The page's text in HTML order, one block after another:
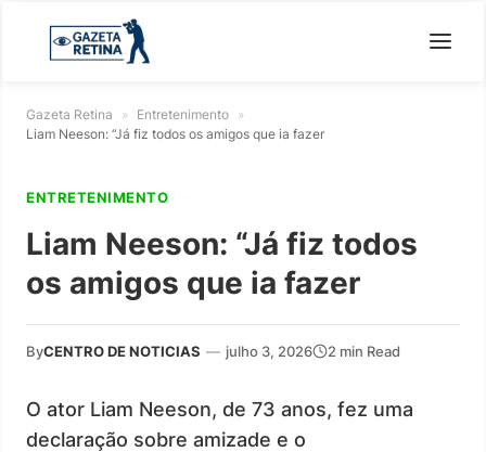
Gazeta Retina » Entretenimento »
Liam Neeson: “Já fiz todos os amigos que ia fazer
ENTRETENIMENTO
Liam Neeson: “Já fiz todos
os amigos que ia fazer
ByCENTRO DE NOTICIAS — julho 3, 2026 2 min Read
O ator Liam Neeson, de 73 anos, fez uma
declaração sobre amizade e o